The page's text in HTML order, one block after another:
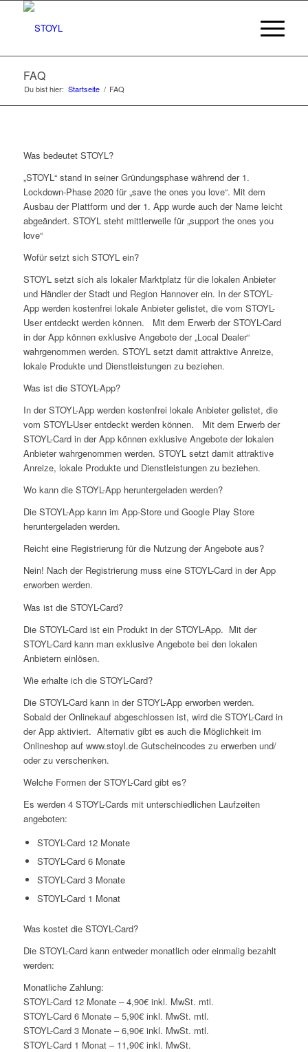
FAQ
Du bist hier: Startseite / FAQ
Was bedeutet STOYL?
„STOYL“ stand in seiner Gründungsphase während der 1.
Lockdown-Phase 2020 für „save the ones you love“. Mit dem
Ausbau der Plattform und der 1. App wurde auch der Name leicht
abgeändert. STOYL steht mittlerweile für „support the ones you
love“
Wofür setzt sich STOYL ein?
STOYL setzt sich als lokaler Marktplatz für die lokalen Anbieter
und Händler der Stadt und Region Hannover ein. In der STOYL-
App werden kostenfrei lokale Anbieter gelistet, die vom STOYL-
User entdeckt werden können. Mit dem Erwerb der STOYL-Card
in der App können exklusive Angebote der „Local Dealer“
wahrgenommen werden. STOYL setzt damit attraktive Anreize,
lokale Produkte und Dienstleistungen zu beziehen.
Was ist die STOYL-App?
In der STOYL-App werden kostenfrei lokale Anbieter gelistet, die
vom STOYL-User entdeckt werden können. Mit dem Erwerb der
STOYL-Card in der App können exklusive Angebote der lokalen
Anbieter wahrgenommen werden. STOYL setzt damit attraktive
Anreize, lokale Produkte und Dienstleistungen zu beziehen.
Wo kann die STOYL-App heruntergeladen werden?
Die STOYL-App kann im App-Store und Google Play Store
heruntergeladen werden.
Reicht eine Registrierung für die Nutzung der Angebote aus?
Nein! Nach der Registrierung muss eine STOYL-Card in der App
erworben werden.
Was ist die STOYL-Card?
Die STOYL-Card ist ein Produkt in der STOYL-App. Mit der
STOYL-Card kann man exklusive Angebote bei den lokalen
Anbietern einlösen.
Wie erhalte ich die STOYL-Card?
Die STOYL-Card kann in der STOYL-App erworben werden.
Sobald der Onlinekauf abgeschlossen ist, wird die STOYL-Card in
der App aktiviert. Alternativ gibt es auch die Möglichkeit im
Onlineshop auf www.stoyl.de Gutscheincodes zu erwerben und/
oder zu verschenken.
Welche Formen der STOYL-Card gibt es?
Es werden 4 STOYL-Cards mit unterschiedlichen Laufzeiten
angeboten:
STOYL-Card 12 Monate
STOYL-Card 6 Monate
STOYL-Card 3 Monate
STOYL-Card 1 Monat
Was kostet die STOYL-Card?
Die STOYL-Card kann entweder monatlich oder einmalig bezahlt
werden:
Monatliche Zahlung:
STOYL-Card 12 Monate – 4,90€ inkl. MwSt. mtl.
STOYL-Card 6 Monate – 5,90€ inkl. MwSt. mtl.
STOYL-Card 3 Monate – 6,90€ inkl. MwSt. mtl.
STOYL-Card 1 Monat – 11,90€ inkl. MwSt.